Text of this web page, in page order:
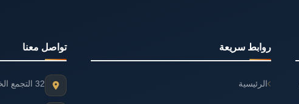
روابط سريعة
الرئيسية
تواصل معنا
32 التجمع الخامس، القاهرة، مصر